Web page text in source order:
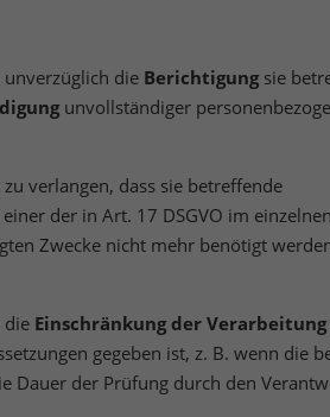
die Berichtigungsie
unvollständiger
verlangen, dass sie betreffende
der in Art. 17 DSGVO im einzelnen
Zwecke nicht mehr benötigt
die Einschränkung der Verarbeitung
gegeben ist, z. B. wenn die
Dauer der Prüfung durch den